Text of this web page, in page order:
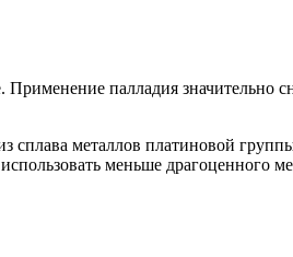
палладия значительно
сплава металлов платиновой
меньше драгоценного